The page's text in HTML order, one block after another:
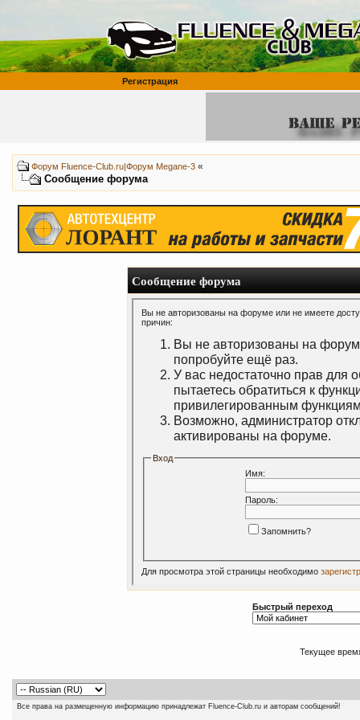
Регистрация
Форум Fluence-Club.ru|Форум Megane-3 «
Сообщение форума
Сообщение форума
Вы не авторизованы на форуме или не имеете
причин:
Вы не авторизованы на
попробуйте ещё раз.
У вас недостаточно прав для
пытаетесь обратиться к
привилегированным
Возможно, администратор
активированы на форуме.
Вход
Имя:
Пароль:
Запомнить?
Для просмотра этой страницы необходимо
Быстрый переход
Текущее
Все права на размещенную информацию принадлежат Fluence-Club.ru и авторам сообщений!